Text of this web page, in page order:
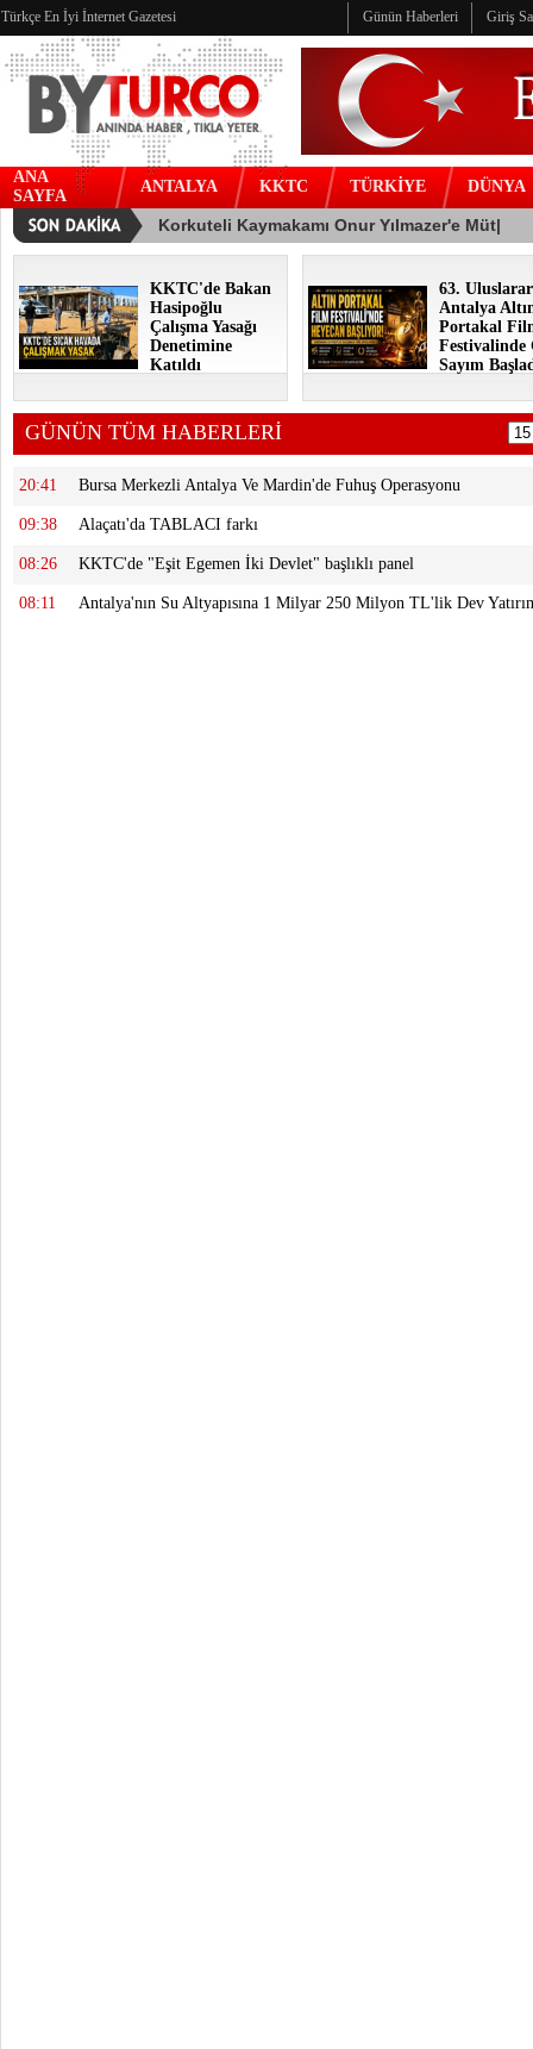
Türkçe En İyi İnternet Gazetesi Günün Haberleri Giriş
ANA
SAYFA
ANTALYA KKTC TÜRKİYE DÜNYA
KKTC'de Bakan
Hasipoğlu
Çalışma Yasağı
Denetimine
Katıldı
63.
Antalya
Portakal
Festivalinde
Sayım
GÜNÜN TÜM HABERLERİ
20:41 Bursa Merkezli Antalya Ve Mardin'de Fuhuş Operasyonu
09:38 Alaçatı'da TABLACI farkı
08:26 KKTC'de "Eşit Egemen İki Devlet" başlıklı panel
08:11 Antalya'nın Su Altyapısına 1 Milyar 250 Milyon TL'lik Dev